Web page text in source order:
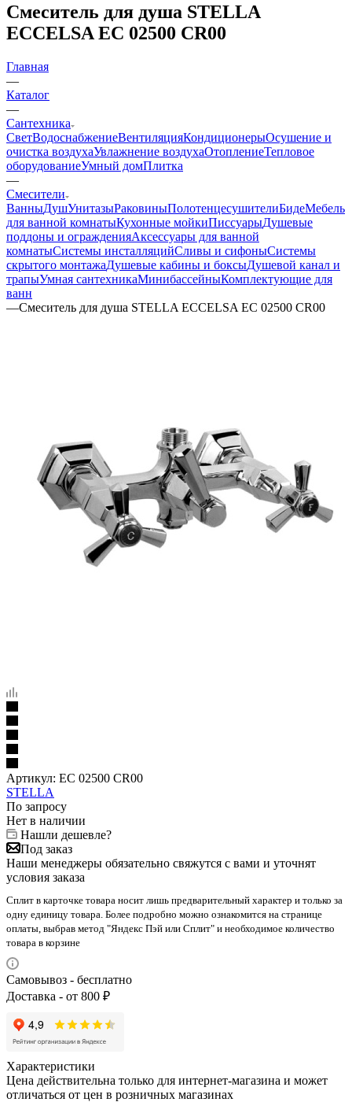
Смеситель для душа STELLA
ECCELSA EC 02500 CR00
Главная
—
Каталог
—
Сантехника
СветВодоснабжениеВентиляцияКондиционерыОсушение и
очистка воздухаУвлажнение воздухаОтоплениеТепловое
оборудованиеУмный домПлитка
—
Смесители
ВанныДушУнитазыРаковиныПолотенцесушителиБидеМебель
для ванной комнатыКухонные мойкиПиссуарыДушевые
поддоны и огражденияАксессуары для ванной
комнатыСистемы инсталляцийСливы и сифоныСистемы
скрытого монтажаДушевые кабины и боксыДушевой канал и
трапыУмная сантехникаМинибассейныКомплектующие для
ванн
—Смеситель для душа STELLA ECCELSA EC 02500 CR00
Артикул: EC 02500 CR00
STELLA
По запросу
Нет в наличии
Нашли дешевле?
Под заказ
Наши менеджеры обязательно свяжутся с вами и уточнят
условия заказа
Сплит в карточке товара носит лишь предварительный характер и только за
одну единицу товара. Более подробно можно ознакомится на странице
оплаты, выбрав метод "Яндекс Пэй или Сплит" и необходимое количество
товара в корзине
Самовывоз - бесплатно
Доставка - от 800 ₽
Характеристики
Цена действительна только для интернет-магазина и может
отличаться от цен в розничных магазинах